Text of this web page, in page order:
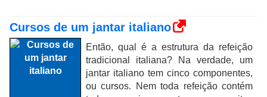
Cursos de um jantar italiano
Então, qual é a estrutura da refeição
tradicional italiana? Na verdade, um
jantar italiano tem cinco componentes,
ou cursos. Nem toda refeição contém